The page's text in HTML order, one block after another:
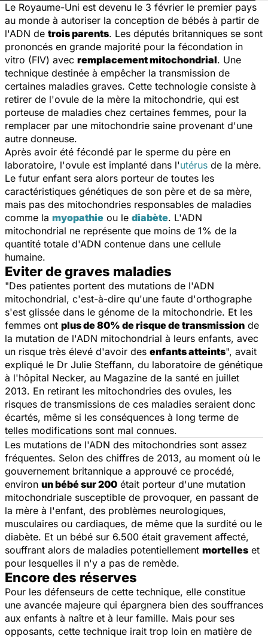
Le Royaume-Uni est devenu le 3 février le premier pays
au monde à autoriser la conception de bébés à partir de
l'ADN de trois parents. Les députés britanniques se sont
prononcés en grande majorité pour la fécondation in
vitro (FIV) avec remplacement mitochondrial. Une
technique destinée à empêcher la transmission de
certaines maladies graves. Cette technologie consiste à
retirer de l'ovule de la mère la mitochondrie, qui est
porteuse de maladies chez certaines femmes, pour la
remplacer par une mitochondrie saine provenant d'une
autre donneuse.
Après avoir été fécondé par le sperme du père en
laboratoire, l'ovule est implanté dans l'utérus de la mère.
Le futur enfant sera alors porteur de toutes les
caractéristiques génétiques de son père et de sa mère,
mais pas des mitochondries responsables de maladies
comme la myopathie ou le diabète. L'ADN
mitochondrial ne représente que moins de 1% de la
quantité totale d'ADN contenue dans une cellule
humaine.
Eviter de graves maladies
"Des patientes portent des mutations de l'ADN
mitochondrial, c'est-à-dire qu'une faute d'orthographe
s'est glissée dans le génome de la mitochondrie. Et les
femmes ont plus de 80% de risque de transmission de
la mutation de l'ADN mitochondrial à leurs enfants, avec
un risque très élevé d'avoir des enfants atteints", avait
expliqué le Dr Julie Steffann, du laboratoire de génétique
à l'hôpital Necker, au Magazine de la santé en juillet
2013. En retirant les mitochondries des ovules, les
risques de transmissions de ces maladies seraient donc
écartés, même si les conséquences à long terme de
telles modifications sont mal connues.
Les mutations de l'ADN des mitochondries sont assez
fréquentes. Selon des chiffres de 2013, au moment où le
gouvernement britannique a approuvé ce procédé,
environ un bébé sur 200 était porteur d'une mutation
mitochondriale susceptible de provoquer, en passant de
la mère à l'enfant, des problèmes neurologiques,
musculaires ou cardiaques, de même que la surdité ou le
diabète. Et un bébé sur 6.500 était gravement affecté,
souffrant alors de maladies potentiellement mortelles et
pour lesquelles il n'y a pas de remède.
Encore des réserves
Pour les défenseurs de cette technique, elle constitue
une avancée majeure qui épargnera bien des souffrances
aux enfants à naître et à leur famille. Mais pour ses
opposants, cette technique irait trop loin en matière de